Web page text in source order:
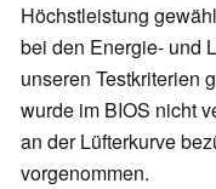
Höchstleistung
bei den Energie- und
unseren Testkriterien
wurde im BIOS nicht
an der Lüfterkurve
vorgenommen.